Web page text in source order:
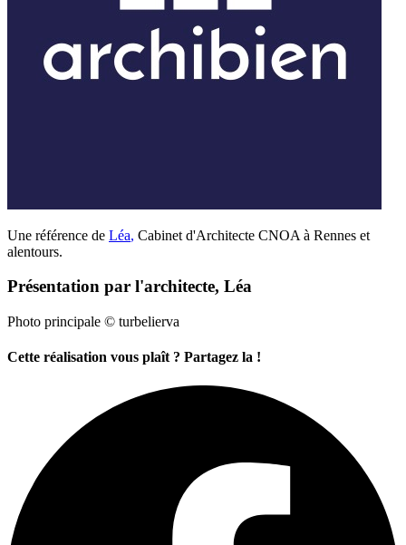
Une référence de Léa, Cabinet d'Architecte CNOA à Rennes et
alentours.
Présentation par l'architecte, Léa
Photo principale © turbelierva
Cette réalisation vous plaît ? Partagez la !